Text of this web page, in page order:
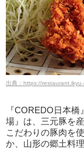
出典：https://
『COREDO日本
場』は、三元豚を
こだわりの豚肉を
か、山形の郷土料